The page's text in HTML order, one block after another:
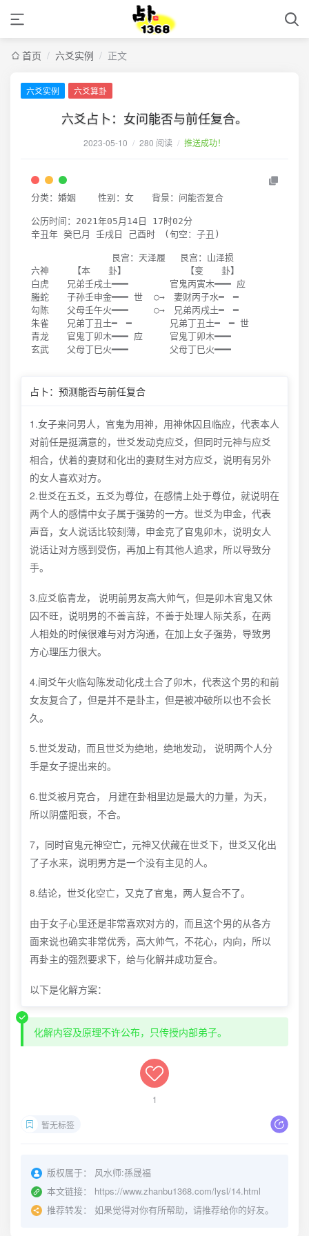
首页 / 六爻实例 / 正文
六爻实例 六爻算卦
六爻占卜：女问能否与前任复合。
2023-05-10 / 280 阅读 / 推送成功！
分类：婚姻    性别：女　　背景：问能否复合
公历时间： 2021年05月 14 日 17 时02分
辛丑年 癸巳月 壬戌日 己酉时
( 旬空：子丑 )
艮宫：天泽履 　艮宫：山泽损
六神　 　【本　　卦】 　　　　　　【变　　卦】
白虎　　兄弟壬戌土━━━ 　　　　官鬼丙寅木━━━ 应
螣蛇　　子孙壬申金━━━ 世  ○→　妻财丙子水━　━
勾陈　　父母壬午火━━━ 　  ○→　兄弟丙戌土━　━
朱雀　　兄弟丁丑土━　━ 　 　　兄弟丁丑土━　━ 世
青龙　　官鬼丁卯木━━━ 应　　　官鬼丁卯木━━━
玄武　　父母丁巳火━━━ 　　　　父母丁巳火━━━
占卜：预测能否与前任复合
1.女子来问男人，官鬼为用神，用神休囚且临应，代表本人
对前任是挺满意的，世爻发动克应爻，但同时元神与应爻
相合，伏着的妻财和化出的妻财生对方应爻，说明有另外
的女人喜欢对方。
2.世爻在五爻，五爻为尊位，在感情上处于尊位，就说明在
两个人的感情中女子属于强势的一方。世爻为申金，代表
声音，女人说话比较刻薄，申金克了官鬼卯木，说明女人
说话让对方感到受伤，再加上有其他人追求，所以导致分
手。
3.应爻临青龙， 说明前男友高大帅气，但是卯木官鬼又休
囚不旺，说明男的不善言辞，不善于处理人际关系，在两
人相处的时候很难与对方沟通，在加上女子强势，导致男
方心理压力很大。
4.间爻午火临勾陈发动化戌土合了卯木，代表这个男的和前
女友复合了，但是并不是卦主，但是被冲破所以也不会长
久。
5.世爻发动，而且世爻为绝地，绝地发动， 说明两个人分
手是女子提出来的。
6.世爻被月克合， 月建在卦相里边是最大的力量，为天，
所以阴盛阳衰，不合。
7，同时官鬼元神空亡，元神又伏藏在世爻下，世爻又化出
了子水来，说明男方是一个没有主见的人。
8.结论，世爻化空亡，又克了官鬼，两人复合不了。
由于女子心里还是非常喜欢对方的，而且这个男的从各方
面来说也确实非常优秀，高大帅气，不花心，内向，所以
再卦主的强烈要求下，给与化解并成功复合。
以下是化解方案：
化解内容及原理不许公布，只传授内部弟子。
1
暂无标签
版权属于：
风水师:孫晟福
本文链接：
https://www.zhanbu1368.com/lysl/14.html
推荐转发：
如果觉得对你有所帮助，请推荐给你的好友。